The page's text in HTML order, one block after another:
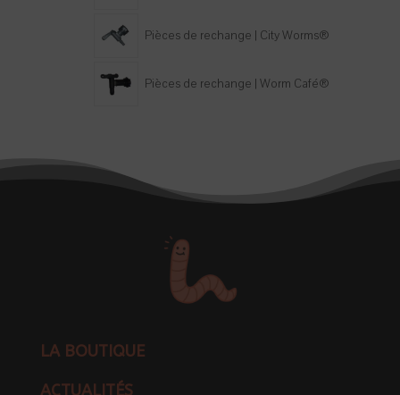
Pièces de rechange | City Worms®
Pièces de rechange | Worm Café®
LA BOUTIQUE
ACTUALITÉS